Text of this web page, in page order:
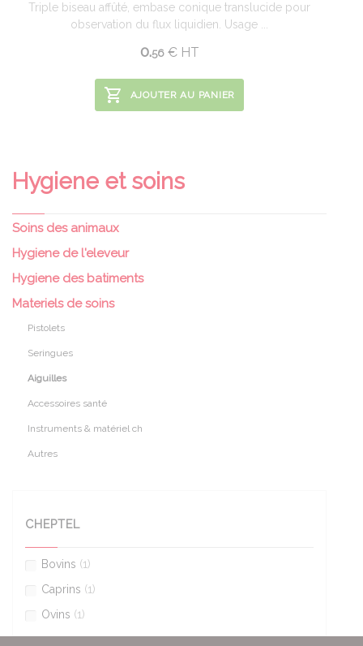
Triple biseau affûté, embase conique translucide pour
observation du flux liquidien. Usage ...
0.56 €HT
AJOUTER AU PANIER
Hygiene et soins
Soins des animaux
Hygiene de l'eleveur
Hygiene des batiments
Materiels de soins
Pistolets
Seringues
Aiguilles
Accessoires santé
Instruments & matériel ch
Autres
CHEPTEL
Bovins (1)
Caprins (1)
Ovins (1)